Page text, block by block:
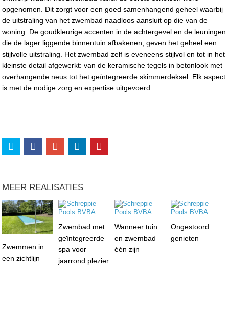
opgenomen. Dit zorgt voor een goed samenhangend geheel waarbij
de uitstraling van het zwembad naadloos aansluit op die van de
woning. De goudkleurige accenten in de achtergevel en de leuningen
die de lager liggende binnentuin afbakenen, geven het geheel een
stijlvolle uitstraling. Het zwembad zelf is eveneens stijlvol en tot in het
kleinste detail afgewerkt: van de keramische tegels in betonlook met
overhangende neus tot het geïntegreerde skimmerdeksel. Elk aspect
is met de nodige zorg en expertise uitgevoerd.
MEER REALISATIES
Zwemmen in
een zichtlijn
Zwembad met
geïntegreerde
spa voor
jaarrond plezier
Wanneer tuin
en zwembad
één zijn
Ongestoord
genieten